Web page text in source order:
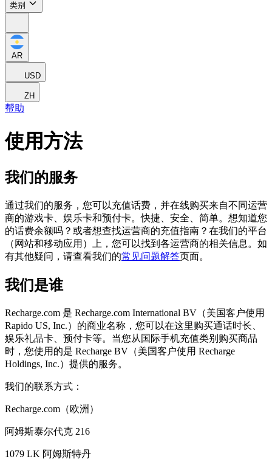
类别
AR
USD
ZH
帮助
使用方法
我们的服务
通过我们的服务，您可以充值话费，并在线购买来自不同运营
商的游戏卡、娱乐卡和预付卡。快捷、安全、简单。想知道您
的话费余额吗？或者想查找运营商的充值指南？在我们的平台
（网站和移动应用）上，您可以找到各运营商的相关信息。如
有其他疑问，请查看我们的常见问题解答页面。
我们是谁
Recharge.com 是 Recharge.com International BV（美国客户使用
Rapido US, Inc.）的商业名称，您可以在这里购买通话时长、
娱乐礼品卡、预付卡等。当您从国际手机充值类别购买商品
时，您使用的是 Recharge BV（美国客户使用 Recharge
Holdings, Inc.）提供的服务。
我们的联系方式：
Recharge.com（欧洲）
阿姆斯泰尔代克 216
1079 LK 阿姆斯特丹